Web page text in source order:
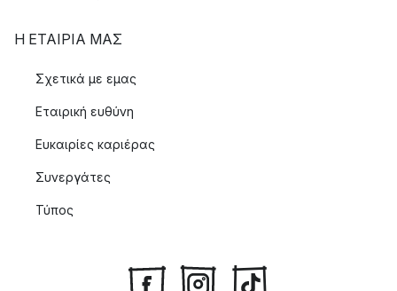
Η ΕΤΑΊΡΙΑ ΜΑΣ
Σχετικά με εμας
Εταιρική ευθύνη
Ευκαιρίες καριέρας
Συνεργάτες
Τύπος